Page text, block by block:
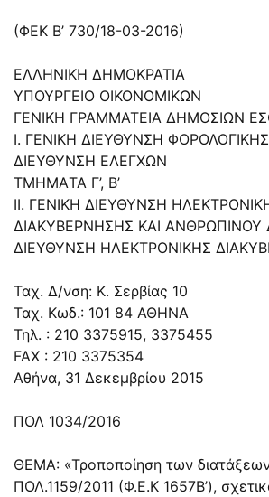
(ΦΕΚ Β’ 730/18-03-2016)
ΕΛΛΗΝΙΚΗ ΔΗΜΟΚΡΑΤΙΑ
ΥΠΟΥΡΓΕΙΟ ΟΙΚΟΝΟΜΙΚΩΝ
ΓΕΝΙΚΗ ΓΡΑΜΜΑΤΕΙΑ ΔΗΜΟΣΙΩΝ
Ι. ΓΕΝΙΚΗ ΔΙΕΥΘΥΝΣΗ
ΔΙΕΥΘΥΝΣΗ ΕΛΕΓΧΩΝ
ΤΜΗΜAΤΑ Γ’, Β’
ΙΙ. ΓΕΝΙΚΗ ΔΙΕΥΘΥΝΣΗ
ΔΙΑΚΥΒΕΡΝΗΣΗΣ ΚΑΙ ΑΝΘΡΩΠΙΝΟΥ
ΔΙΕΥΘΥΝΣΗ ΗΛΕΚΤΡΟΝΙΚΗΣ
Ταχ. Δ/νση: Κ. Σερβίας 10
Ταχ. Κωδ.: 101 84 ΑΘΗΝΑ
Τηλ. : 210 3375915, 3375455
FAX : 210 3375354
Αθήνα, 31 Δεκεμβρίου 2015
ΠΟΛ 1034/2016
ΘΕΜΑ: «Τροποποίηση των
ΠΟΛ.1159/2011 (Φ.Ε.Κ 1657Β’),